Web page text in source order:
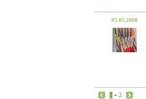
05.05.2008
1 - 2